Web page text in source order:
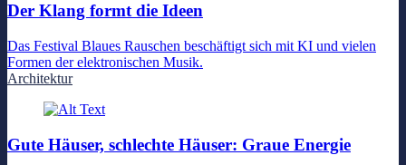
Der Klang formt die Ideen
Das Festival Blaues Rauschen beschäftigt sich mit KI und vielen
Formen der elektronischen Musik.
Architektur
Gute Häuser, schlechte Häuser: Graue Energie